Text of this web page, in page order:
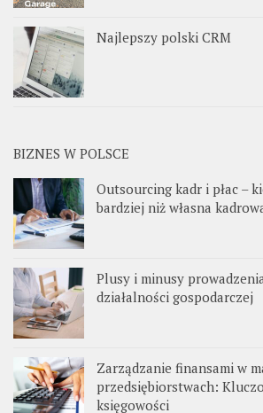
Najlepszy polski CRM
BIZNES W POLSCE
Outsourcing kadr i płac –
bardziej niż własna
Plusy i minusy
działalności gospodarczej
Zarządzanie finansami w
przedsiębiorstwach:
księgowości